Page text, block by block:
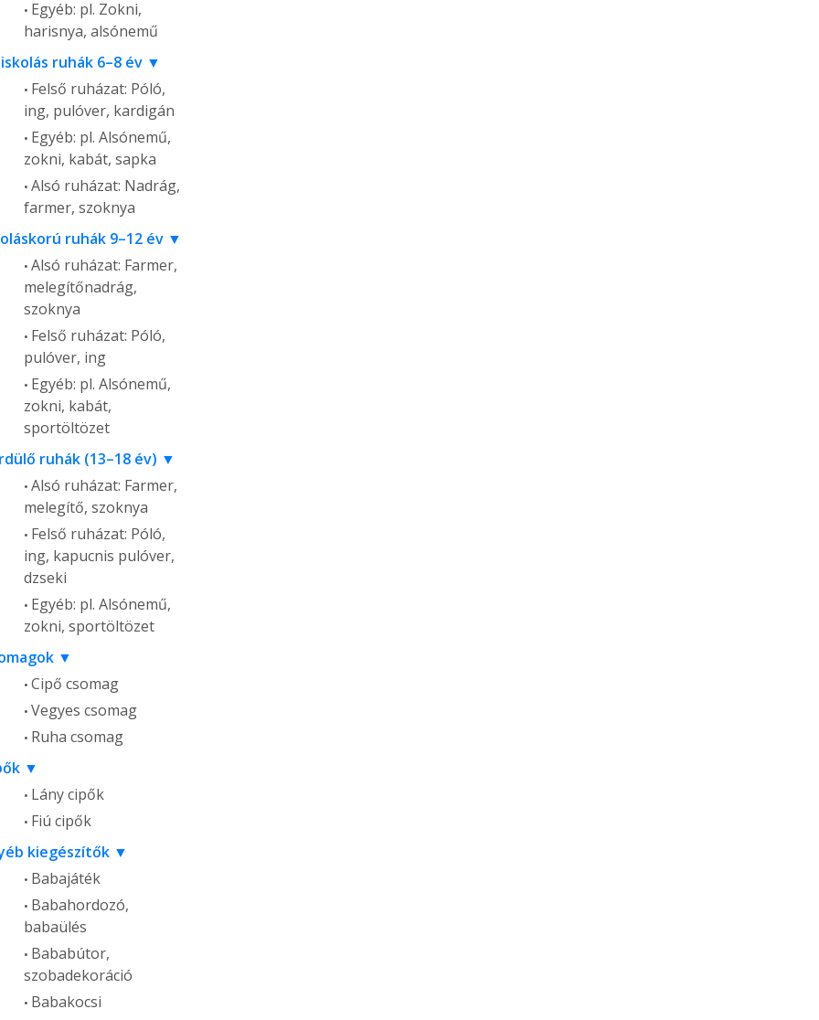
Egyéb: pl. Zokni,
harisnya, alsónemű
ruhák 6–8 év
Felső ruházat: Póló,
ing, pulóver, kardigán
Egyéb: pl. Alsónemű,
zokni, kabát, sapka
Alsó ruházat: Nadrág,
farmer, szoknya
ruhák 9–12 év
Alsó ruházat: Farmer,
melegítőnadrág,
szoknya
Felső ruházat: Póló,
pulóver, ing
Egyéb: pl. Alsónemű,
zokni, kabát,
sportöltözet
ruhák (13–18 év)
Alsó ruházat: Farmer,
melegítő, szoknya
Felső ruházat: Póló,
ing, kapucnis pulóver,
dzseki
Egyéb: pl. Alsónemű,
zokni, sportöltözet
Cipő csomag
Vegyes csomag
Ruha csomag
Lány cipők
Fiú cipők
kiegészítők
Babajáték
Babahordozó,
babaülés
Bababútor,
szobadekoráció
Babakocsi